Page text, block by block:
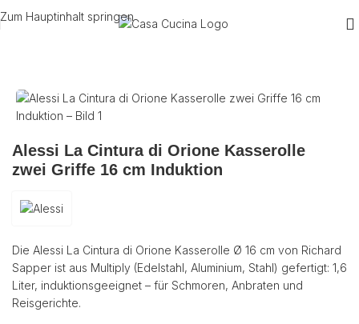
Zum Hauptinhalt springen
Alessi La Cintura di Orione Kasserolle
zwei Griffe 16 cm Induktion
Die Alessi La Cintura di Orione Kasserolle Ø 16 cm von Richard
Sapper ist aus Multiply (Edelstahl, Aluminium, Stahl) gefertigt: 1,6
Liter, induktionsgeeignet – für Schmoren, Anbraten und
Reisgerichte.